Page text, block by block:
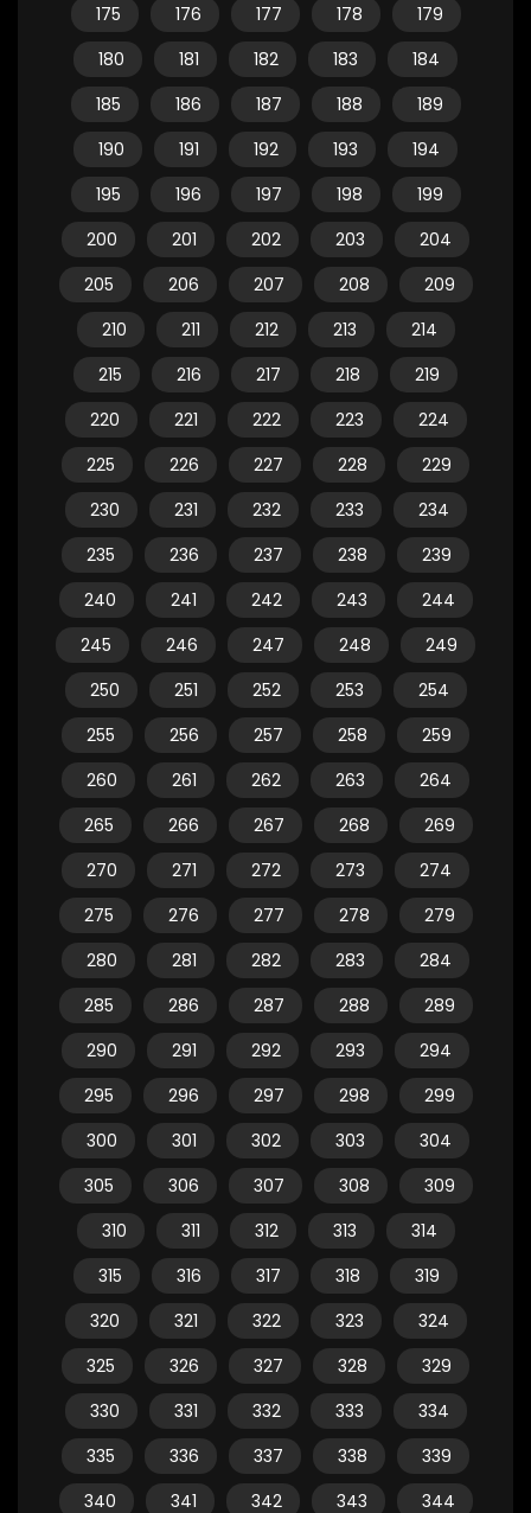
175
176 177 178
179
180
181 182 183
184
185
186 187 188
189
190
191 192 193
194
195
196 197 198
199
200
201 202 203
204
205
206 207 208
209
210
211 212 213
214
215
216 217 218
219
220
221 222 223
224
225
226 227 228
229
230
231 232 233
234
235
236 237 238
239
240
241 242 243
244
245
246 247 248
249
250
251 252 253
254
255
256 257 258
259
260
261 262 263
264
265
266 267 268
269
270
271 272 273
274
275
276 277 278
279
280
281 282 283
284
285
286 287 288
289
290
291 292 293
294
295
296 297 298
299
300
301 302 303
304
305
306 307 308
309
310
311 312 313
314
315
316 317 318
319
320
321 322 323
324
325
326 327 328
329
330
331 332 333
334
335
336 337 338
339
340
341 342 343
344